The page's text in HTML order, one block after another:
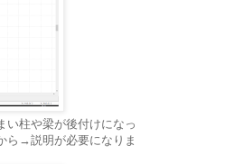
い柱や梁が後付けになっ
ら→説明が必要になりま